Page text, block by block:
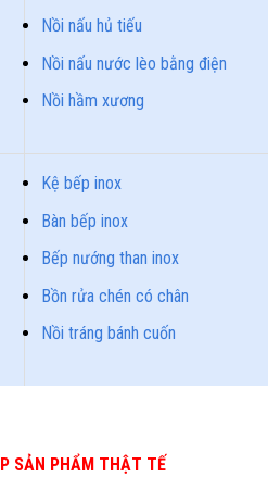
Nồi nấu hủ tiếu
Nồi nấu nước lèo bằng điện
Nồi hầm xương
Kệ bếp inox
Bàn bếp inox
Bếp nướng than inox
Bồn rửa chén có chân
Nồi tráng bánh cuốn
SẢN PHẨM THẬT TẾ